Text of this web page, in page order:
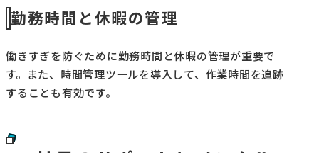
勤務時間と休暇の管理
働きすぎを防ぐために勤務時間と休暇の管理が重要で
す。また、時間管理ツールを導入して、作業時間を追跡
することも有効です。